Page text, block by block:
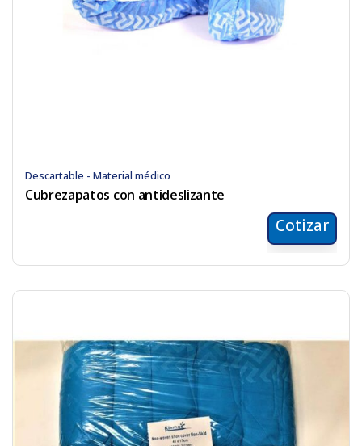
Descartable - Material médico
Cubrezapatos con antideslizante
Cotizar